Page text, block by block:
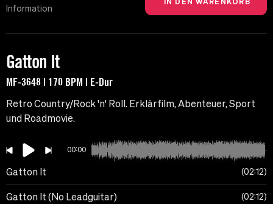
Information
Gatton It
MF-3648 | 170 BPM | E-Dur
Retro Country/Rock 'n' Roll. Erklärfilm, Abenteuer, Sport
und Roadmovie.
00:00
Gatton It 02:12
Gatton It (No Leadguitar) 02:12